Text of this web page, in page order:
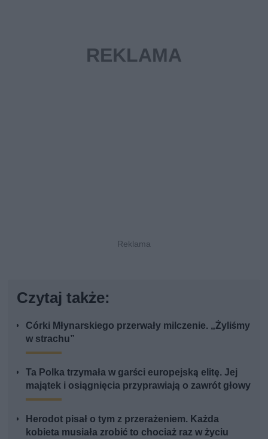
Czytaj także:
Córki Młynarskiego przerwały milczenie. „Żyliśmy
w strachu”
Ta Polka trzymała w garści europejską elitę. Jej
majątek i osiągnięcia przyprawiają o zawrót głowy
Herodot pisał o tym z przerażeniem. Każda
kobieta musiała zrobić to chociaż raz w życiu